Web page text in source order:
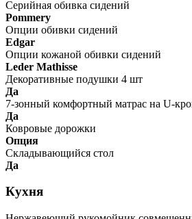
Серийная обивка сидений
Pommery
Опции обивки сидений
Edgar
Опции кожаной обивки сидений
Leder Mathisse
Декоративные подушки 4 шт
Да
7-зонный комфортный матрас на U-
Да
Ковровые дорожки
Опция
Складывающийся стол
Да
Кухня